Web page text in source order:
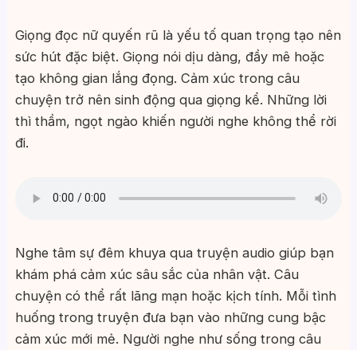
Giọng đọc nữ quyến rũ là yếu tố quan trọng tạo nên
sức hút đặc biệt. Giọng nói dịu dàng, đầy mê hoặc
tạo không gian lắng đọng. Cảm xúc trong câu
chuyện trở nên sinh động qua giọng kể. Những lời
thì thầm, ngọt ngào khiến người nghe không thể rời
đi.
Nghe tâm sự đêm khuya qua truyện audio giúp bạn
khám phá cảm xúc sâu sắc của nhân vật. Câu
chuyện có thể rất lãng mạn hoặc kịch tính. Mỗi tình
huống trong truyện đưa bạn vào những cung bậc
cảm xúc mới mẻ. Người nghe như sống trong câu